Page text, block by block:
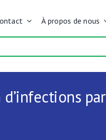
À propos de nous
par